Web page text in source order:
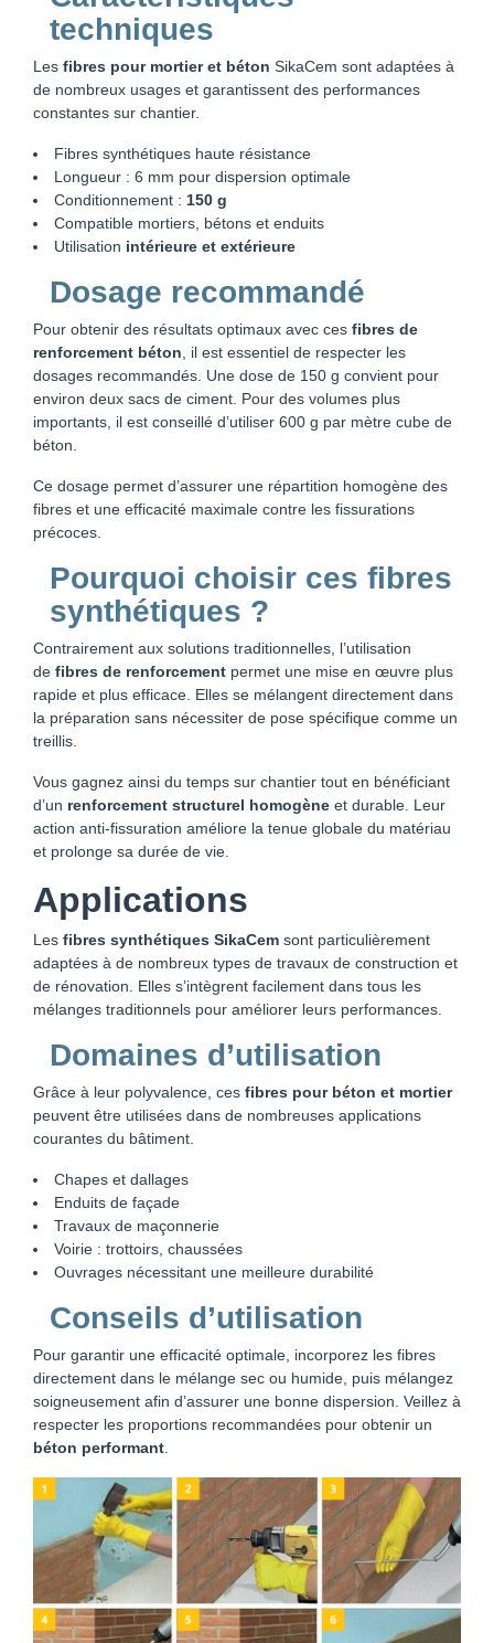
techniques
Les fibres pour mortier et béton SikaCem sont adaptées à
de nombreux usages et garantissent des performances
constantes sur chantier.
Fibres synthétiques haute résistance
Longueur : 6 mm pour dispersion optimale
Conditionnement : 150 g
Compatible mortiers, bétons et enduits
Utilisation intérieure et extérieure
Dosage recommandé
Pour obtenir des résultats optimaux avec ces fibres de
renforcement béton , il est essentiel de respecter les
dosages recommandés. Une dose de 150 g convient pour
environ deux sacs de ciment. Pour des volumes plus
importants, il est conseillé d’utiliser 600 g par mètre cube de
béton.
Ce dosage permet d’assurer une répartition homogène des
fibres et une efficacité maximale contre les fissurations
précoces.
Pourquoi choisir ces fibres
synthétiques ?
Contrairement aux solutions traditionnelles, l’utilisation
de fibres de renforcement permet une mise en œuvre plus
rapide et plus efficace. Elles se mélangent directement dans
la préparation sans nécessiter de pose spécifique comme un
treillis.
Vous gagnez ainsi du temps sur chantier tout en bénéficiant
d’un renforcement structurel homogène et durable. Leur
action anti-fissuration améliore la tenue globale du matériau
et prolonge sa durée de vie.
Applications
Les fibres synthétiques SikaCem sont particulièrement
adaptées à de nombreux types de travaux de construction et
de rénovation. Elles s’intègrent facilement dans tous les
mélanges traditionnels pour améliorer leurs performances.
Domaines d’utilisation
Grâce à leur polyvalence, ces fibres pour béton et mortier
peuvent être utilisées dans de nombreuses applications
courantes du bâtiment.
Chapes et dallages
Enduits de façade
Travaux de maçonnerie
Voirie : trottoirs, chaussées
Ouvrages nécessitant une meilleure durabilité
Conseils d’utilisation
Pour garantir une efficacité optimale, incorporez les fibres
directement dans le mélange sec ou humide, puis mélangez
soigneusement afin d’assurer une bonne dispersion. Veillez à
respecter les proportions recommandées pour obtenir un
béton performant